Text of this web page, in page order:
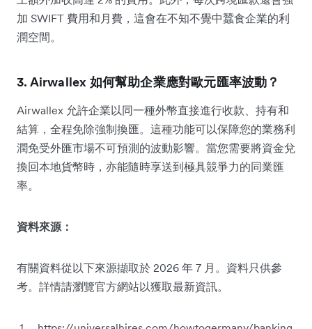
加 SWIFT 費用和月費，這會在不知不覺中蠶食企業的利
潤空間。
3. Airwallex 如何幫助企業應對歐元匯率波動？
Airwallex 允許企業以同一種外幣直接進行收款、持有和
結算，全程免除強制換匯。這種功能可以保障您的業務利
潤免受外匯市場不可預測的波動影響。當您需要將資金兌
換回本地貨幣時，亦能隨時享送到極具競爭力的同業匯
率。
資料來源：
有關資料從以下來源擷取於 2026 年 7 月。資料只供參
考。詳情請瀏覽官方網站以獲取最新資訊。